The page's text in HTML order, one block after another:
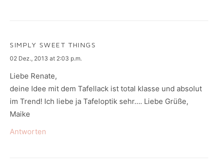
SIMPLY SWEET THINGS
says:
02 Dez., 2013 at 2:03 p.m.
Liebe Renate,
deine Idee mit dem Tafellack ist total klasse und absolut
im Trend! Ich liebe ja Tafeloptik sehr…. Liebe Grüße,
Maike
Antworten